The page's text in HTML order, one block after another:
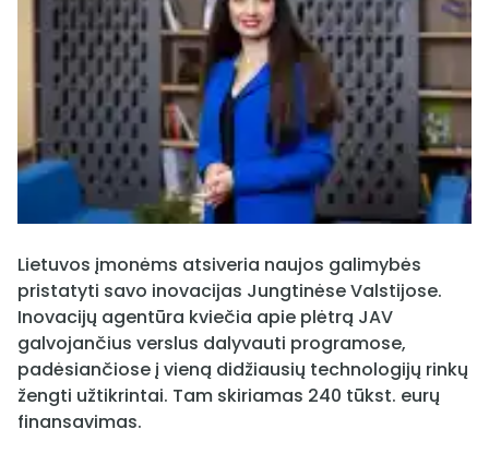
Lietuvos įmonėms atsiveria naujos galimybės
pristatyti savo inovacijas Jungtinėse Valstijose.
Inovacijų agentūra kviečia apie plėtrą JAV
galvojančius verslus dalyvauti programose,
padėsiančiose į vieną didžiausių technologijų rinkų
žengti užtikrintai. Tam skiriamas 240 tūkst. eurų
finansavimas.